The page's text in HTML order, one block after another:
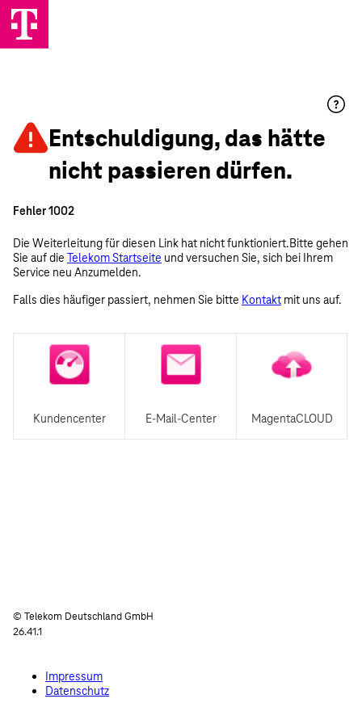
Entschuldigung, das hätte
nicht passieren dürfen.
Fehler 1002
Die Weiterleitung für diesen Link hat nicht funktioniert.Bitte gehen
Sie auf die Telekom Startseite und versuchen Sie, sich bei Ihrem
Service neu Anzumelden.
Falls dies häufiger passiert, nehmen Sie bitte Kontakt mit uns auf.
Kundencenter E-Mail-Center MagentaCLOUD
© Telekom Deutschland GmbH
26.41.1
Impressum
Datenschutz